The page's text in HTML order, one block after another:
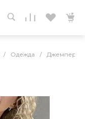
/ Одежда / Джемперы